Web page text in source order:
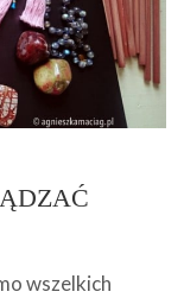
wszelkich